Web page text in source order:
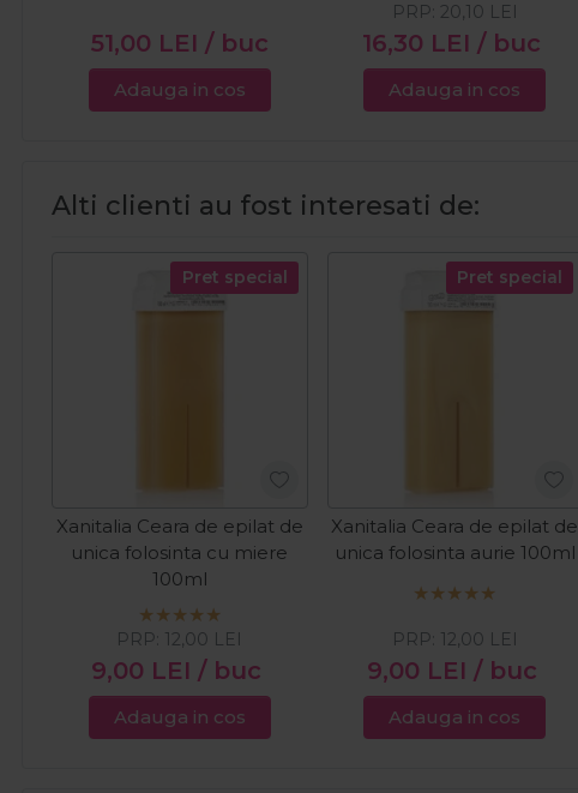
51,00 LEI / buc
Adauga in cos
16,30 LEI / buc
PRP: 20,10 LEI
Adauga in cos
Alti clienti au fost interesati de:
Pret special
Xanitalia Ceara de epilat de
unica folosinta cu miere
100ml
9,00 LEI / buc
PRP: 12,00 LEI
Adauga in cos
Pret special
Xanitalia Ceara de epilat de
unica folosinta aurie 100ml
9,00 LEI / buc
PRP: 12,00 LEI
Adauga in cos